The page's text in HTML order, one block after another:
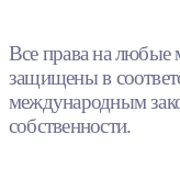
Все права на любые
защищены в
международным
собственности.